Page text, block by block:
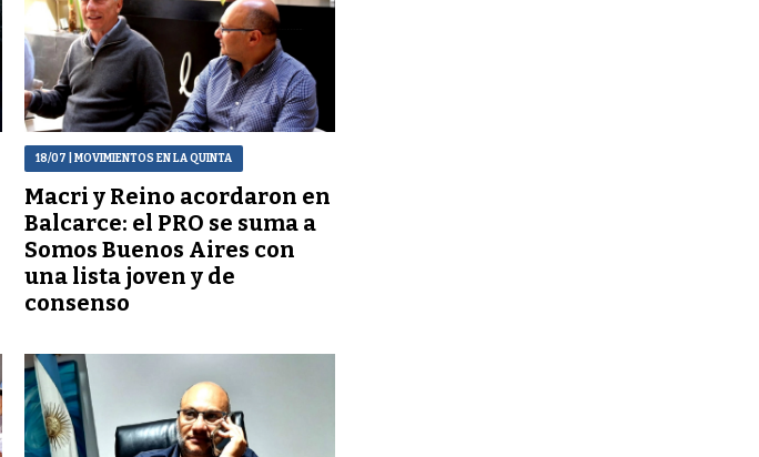
18/07 | MOVIMIENTOS EN LA QUINTA
Macri y Reino acordaron en
Balcarce: el PRO se suma a
Somos Buenos Aires con
una lista joven y de
consenso